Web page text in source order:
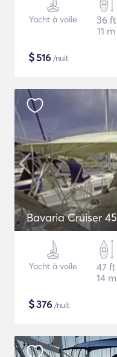
Yacht à voile
36 ft
11 m
$516 /nuit
Bavaria Cruiser 45
Yacht à voile
47 ft
14 m
$376 /nuit